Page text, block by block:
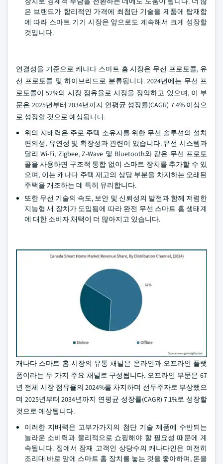
은 브랜드가 합리적인 가격에 최첨단 기술을 제품에 탑재함
에 따라 스마트 기기 시장은 앞으로도 계속해서 크게 성장할
것입니다.
연결성을 기준으로 캐나다 스마트 홈 시장은 무선 프로토콜, 유
선 프로토콜 및 하이브리드로 분류됩니다. 2024년에는 무선 프
로토콜이 52%의 시장 점유율로 시장을 장악하고 있으며, 이 부
문은 2025년부터 2034년까지 연평균 성장률(CAGR) 7.4% 이상으
로 성장할 것으로 예상됩니다.
위의 지배력은 주로 주택 소유자를 위한 무선 솔루션의 설치
편의성, 유연성 및 확장성과 관련이 있습니다. 유선 시스템과
달리 Wi-Fi, Zigbee, Z-Wave 및 Bluetooth와 같은 무선 프로토
콜을 사용하면 구조적 통합 없이 스마트 장치를 추가할 수 있
으며, 이는 캐나다 주택 재고의 상당 부분을 차지하는 오래된
주택을 개조하는 데 특히 유리합니다.
또한 무선 기술의 속도, 보안 및 신뢰성의 발전과 함께 저렴한
지능형 새 장치가 도입됨에 따라 완전 무선 스마트 홈 생태계
에 대한 소비자 채택이 더 많아지고 있습니다.
캐나다 스마트 홈 시장의 유통 채널은 온라인과 오프라인 플랫
폼이라는 두 가지 주요 채널로 구성됩니다. 오프라인 부문은 67
년 전체 시장 점유율의 2024%를 차지하며 선두주자로 부상했으
며 2025년부터 2034년까지 연평균 성장률(CAGR) 7.1%로 성장할
것으로 예상됩니다.
이러한 지배력은 고부가가치의 첨단 기술 제품에 수반되는
놀라운 소비력과 물리적으로 쇼핑해야 할 필요성 때문에 계
속됩니다. 집에서 잠재 고객인 상당수의 캐나다인은 여전히
조리대 바로 앞에 스마트 홈 장치를 놓는 것을 좋아하며, 돈을